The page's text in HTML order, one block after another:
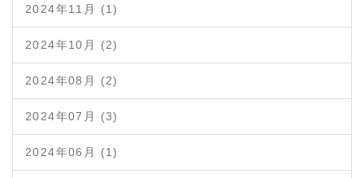
2024年11月 (1)
2024年10月 (2)
2024年08月 (2)
2024年07月 (3)
2024年06月 (1)